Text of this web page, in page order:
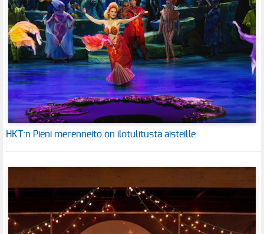
HKT:n Pieni merenneito on ilotulitusta aisteille